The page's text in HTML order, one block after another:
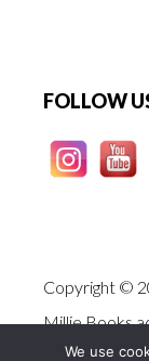
FOLLOW
Copyright ©
Millie Books
storytellers
We use